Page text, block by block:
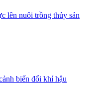
lên nuôi trồng thủy sản
biến đổi khí hậu